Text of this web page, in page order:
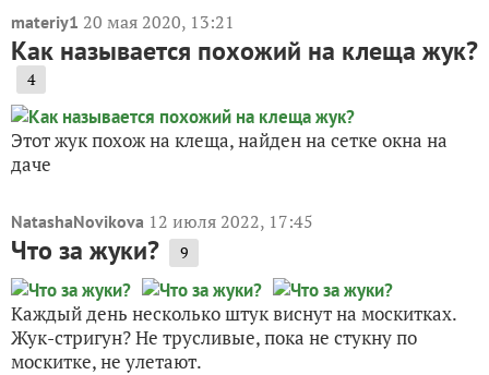
materiy1 20 мая 2020, 13:21
Как называется похожий на клеща жук?
4
Этот жук похож на клеща, найден на сетке окна на
даче
NatashaNovikova 12 июля 2022, 17:45
Что за жуки? 9
Каждый день несколько штук виснут на москитках.
Жук-стригун? Не трусливые, пока не стукну по
москитке, не улетают.